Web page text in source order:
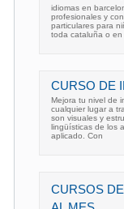
idiomas en
profesionales y
particulares para
toda cataluña o en
CURSO DE
Mejora tu nivel de
cualquier lugar a
son visuales y
lingüísticas de los
aplicado. Con
CURSOS DE